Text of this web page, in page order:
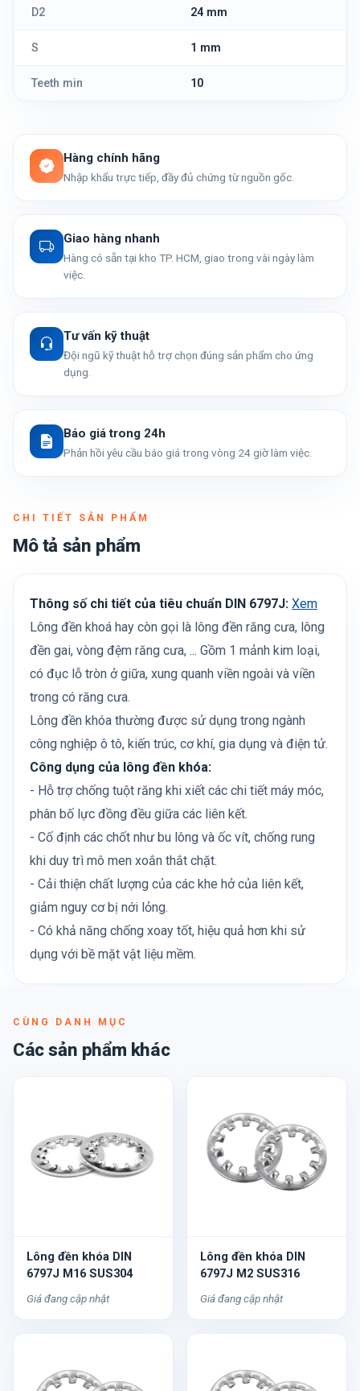
D2 24 mm
S 1 mm
Teeth min 10
Hàng chính hãng
Nhập khẩu trực tiếp, đầy đủ chứng từ nguồn gốc.
Giao hàng nhanh
Hàng có sẵn tại kho TP. HCM, giao trong vài ngày làm
việc.
Tư vấn kỹ thuật
Đội ngũ kỹ thuật hỗ trợ chọn đúng sản phẩm cho ứng
dụng.
Báo giá trong 24h
Phản hồi yêu cầu báo giá trong vòng 24 giờ làm việc.
CHI TIẾT SẢN PHẨM
Mô tả sản phẩm
Thông số chi tiết của tiêu chuẩn DIN 6797J: Xem
Lông đền khoá hay còn gọi là lông đền răng cưa, lông
đền gai, vòng đệm răng cưa, ... Gồm 1 mảnh kim loại,
có đục lỗ tròn ở giữa, xung quanh viền ngoài và viền
trong có răng cưa.
Lông đền khóa thường được sử dụng trong ngành
công nghiệp ô tô, kiến trúc, cơ khí, gia dụng và điện tử.
Công dụng của lông đền khóa:
- Hỗ trợ chống tuột răng khi xiết các chi tiết máy móc,
phân bố lực đồng đều giữa các liên kết.
- Cố định các chốt như bu lông và ốc vít, chống rung
khi duy trì mô men xoắn thắt chặt.
- Cải thiện chất lượng của các khe hở của liên kết,
giảm nguy cơ bị nới lỏng.
- Có khả năng chống xoay tốt, hiệu quả hơn khi sử
dụng với bề mặt vật liệu mềm.
CÙNG DANH MỤC
Các sản phẩm khác
Lông đền khóa DIN
6797J M16 SUS304
Giá đang cập nhật
Lông đền khóa DIN
6797J M2 SUS316
Giá đang cập nhật